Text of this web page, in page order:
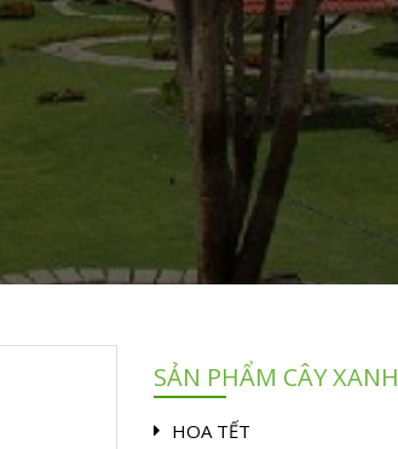
SẢN PHẨM CÂY XANH
HOA TẾT